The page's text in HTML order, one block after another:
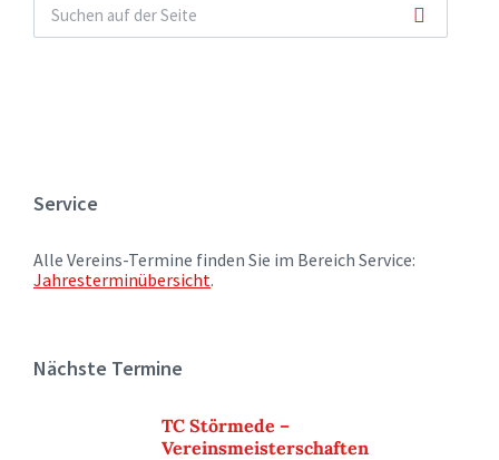
Service
Alle Vereins-Termine finden Sie im Bereich Service:
Jahresterminübersicht.
Nächste Termine
TC Störmede –
Vereinsmeisterschaften